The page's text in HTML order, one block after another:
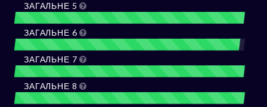
ЗАГАЛЬНЕ 5
ЗАГАЛЬНЕ 6
ЗАГАЛЬНЕ 7
ЗАГАЛЬНЕ 8